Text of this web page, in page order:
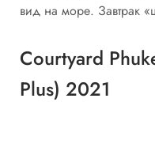
вид на море. Завтрак
Courtyard
Plus) 2021